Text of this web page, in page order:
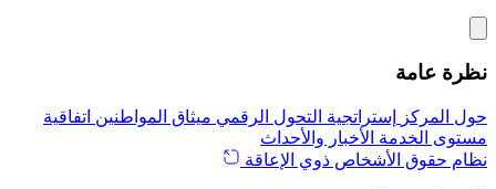
نظرة عامة
حول المركز إستراتجية التحول الرقمي ميثاق المواطنين اتفاقية
مستوى الخدمة الأخبار والأحداث
نظام حقوق الأشخاص ذوي الإعاقة